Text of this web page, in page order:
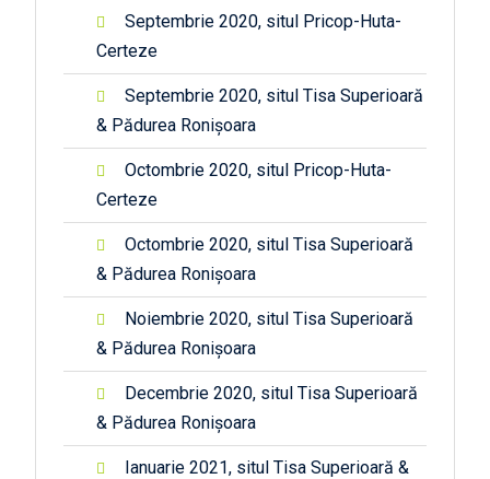
Septembrie 2020, situl Pricop-Huta-
Certeze
Septembrie 2020, situl Tisa Superioară
& Pădurea Ronișoara
Octombrie 2020, situl Pricop-Huta-
Certeze
Octombrie 2020, situl Tisa Superioară
& Pădurea Ronișoara
Noiembrie 2020, situl Tisa Superioară
& Pădurea Ronișoara
Decembrie 2020, situl Tisa Superioară
& Pădurea Ronișoara
Ianuarie 2021, situl Tisa Superioară &